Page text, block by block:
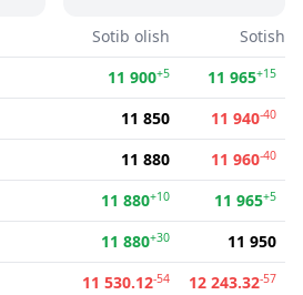
Sotib olish
Sotish
11 900+5 11 965+15
11 850 11 940-40
11 880 11 960-40
11 880+10 11 965+5
11 880+30
11 950
11 530.12-54 12 243.32-57